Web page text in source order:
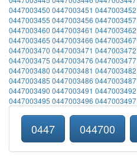
0447003450 0447003451 0447003452
0447003455 0447003456 0447003457
0447003460 0447003461 0447003462
0447003465 0447003466 0447003467
0447003470 0447003471 0447003472
0447003475 0447003476 0447003477
0447003480 0447003481 0447003482
0447003485 0447003486 0447003487
0447003490 0447003491 0447003492
0447003495 0447003496 0447003497
0447 044700